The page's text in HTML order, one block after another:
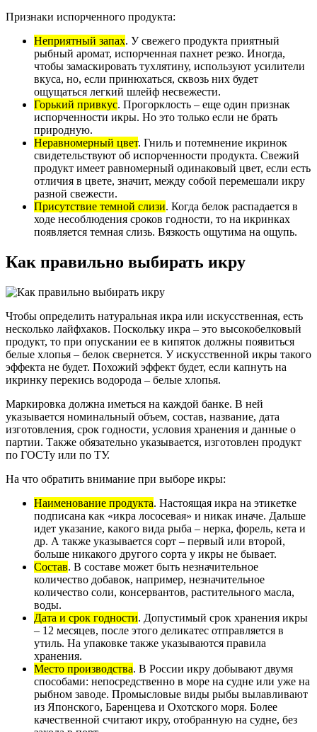
Признаки испорченного продукта:
Неприятный запах. У свежего продукта приятный
рыбный аромат, испорченная пахнет резко. Иногда,
чтобы замаскировать тухлятину, используют усилители
вкуса, но, если принюхаться, сквозь них будет
ощущаться легкий шлейф несвежести.
Горький привкус. Прогорклость – еще один признак
испорченности икры. Но это только если не брать
природную.
Неравномерный цвет. Гниль и потемнение икринок
свидетельствуют об испорченности продукта. Свежий
продукт имеет равномерный одинаковый цвет, если есть
отличия в цвете, значит, между собой перемешали икру
разной свежести.
Присутствие темной слизи. Когда белок распадается в
ходе несоблюдения сроков годности, то на икринках
появляется темная слизь. Вязкость ощутима на ощупь.
Как правильно выбирать икру
Чтобы определить натуральная икра или искусственная, есть
несколько лайфхаков. Поскольку икра – это высокобелковый
продукт, то при опускании ее в кипяток должны появиться
белые хлопья – белок свернется. У искусственной икры такого
эффекта не будет. Похожий эффект будет, если капнуть на
икринку перекись водорода – белые хлопья.
Маркировка должна иметься на каждой банке. В ней
указывается номинальный объем, состав, название, дата
изготовления, срок годности, условия хранения и данные о
партии. Также обязательно указывается, изготовлен продукт
по ГОСТу или по ТУ.
На что обратить внимание при выборе икры:
Наименование продукта. Настоящая икра на этикетке
подписана как «икра лососевая» и никак иначе. Дальше
идет указание, какого вида рыба – нерка, форель, кета и
др. А также указывается сорт – первый или второй,
больше никакого другого сорта у икры не бывает.
Состав. В составе может быть незначительное
количество добавок, например, незначительное
количество соли, консервантов, растительного масла,
воды.
Дата и срок годности. Допустимый срок хранения икры
– 12 месяцев, после этого деликатес отправляется в
утиль. На упаковке также указываются правила
хранения.
Место производства. В России икру добывают двумя
способами: непосредственно в море на судне или уже на
рыбном заводе. Промысловые виды рыбы вылавливают
из Японского, Баренцева и Охотского моря. Более
качественной считают икру, отобранную на судне, без